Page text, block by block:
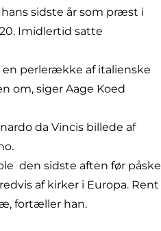
sidste år som præst i
Imidlertid satte
en perlerække af italienske
om, siger Aage Koed
da Vincis billede af
den sidste aften før påske
af kirker i Europa. Rent
fortæller han.